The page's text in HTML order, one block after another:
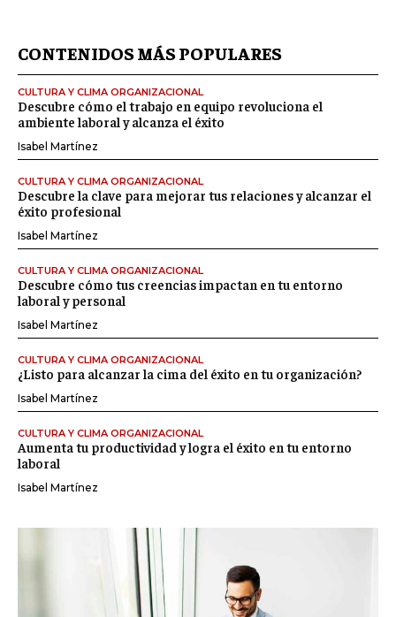
CONTENIDOS MÁS POPULARES
CULTURA Y CLIMA ORGANIZACIONAL
Descubre cómo el trabajo en equipo revoluciona el
ambiente laboral y alcanza el éxito
Isabel Martínez
CULTURA Y CLIMA ORGANIZACIONAL
Descubre la clave para mejorar tus relaciones y alcanzar el
éxito profesional
Isabel Martínez
CULTURA Y CLIMA ORGANIZACIONAL
Descubre cómo tus creencias impactan en tu entorno
laboral y personal
Isabel Martínez
CULTURA Y CLIMA ORGANIZACIONAL
¿Listo para alcanzar la cima del éxito en tu organización?
Isabel Martínez
CULTURA Y CLIMA ORGANIZACIONAL
Aumenta tu productividad y logra el éxito en tu entorno
laboral
Isabel Martínez